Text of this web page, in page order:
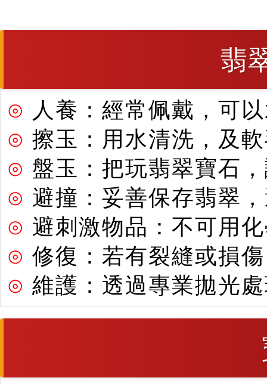
翡
⊙ 人養：經常佩戴，可
⊙ 擦玉：用水清洗，及
⊙ 盤玉：把玩翡翠寶石
⊙ 避撞：妥善保存翡翠
⊙ 避刺激物品：不可用
⊙ 修復：若有裂縫或損
⊙ 維護：透過專業拋光